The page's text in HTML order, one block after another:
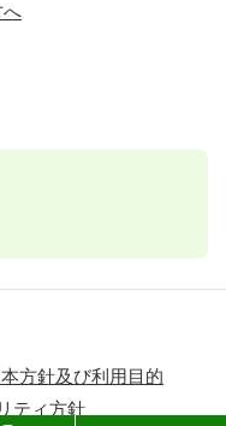
へ
方針及び利用目的
ティ方針